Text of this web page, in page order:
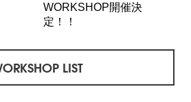
WORKSHOP開催決
定！！
LIST